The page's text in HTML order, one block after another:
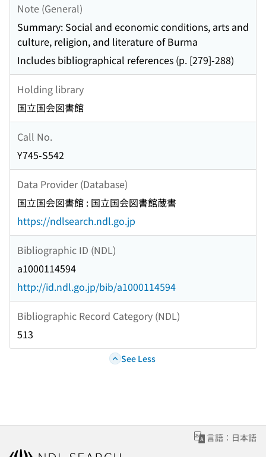
Note (General)
Summary: Social and economic conditions, arts and
culture, religion, and literature of Burma
Includes bibliographical references (p. [279]-288)
Holding library
国立国会図書館
Call No.
Y745-S542
Data Provider (Database)
国立国会図書館 : 国立国会図書館蔵書
https://ndlsearch.ndl.go.jp
Bibliographic ID (NDL)
a1000114594
http://id.ndl.go.jp/bib/a1000114594
Bibliographic Record Category (NDL)
513
See Less
言語：日本語